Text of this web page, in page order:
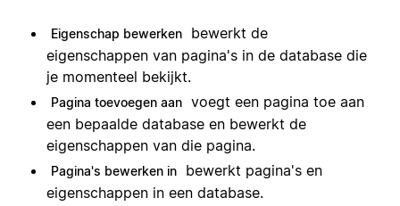
Eigenschap bewerken
bewerkt de
eigenschappen van pagina's in de database die
je momenteel bekijkt.
Pagina toevoegen aan voegt een pagina toe aan
een bepaalde database en bewerkt de
eigenschappen van die pagina.
Pagina's bewerken in
bewerkt pagina's en
eigenschappen in een database.